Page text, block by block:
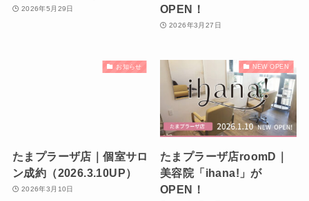
2026年5月29日
OPEN！
2026年3月27日
お知らせ
たまプラーザ店｜個室サロ
ン成約（2026.3.10UP）
2026年3月10日
NEW OPEN
たまプラーザ店roomD｜
美容院「ihana!」が
OPEN！